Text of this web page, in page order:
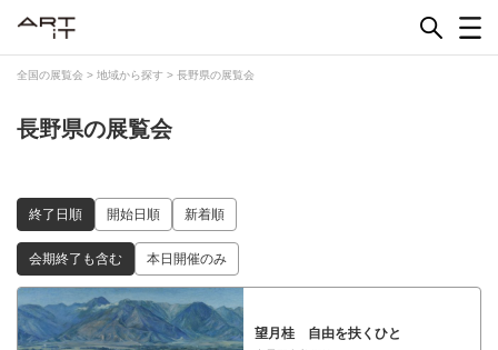
全国の展覧会 > 地域から探す > 長野県の展覧会
長野県の展覧会
終了日順 開始日順 新着順
会期終了も含む 本日開催のみ
望月桂 自由を扶くひと